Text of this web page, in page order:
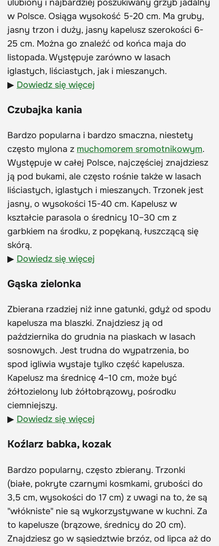
ulubiony i najbardziej poszukiwany grzyb jadalny
w Polsce. Osiąga wysokość 5-20 cm. Ma gruby,
jasny trzon i duży, jasny kapelusz szerokości 6-
25 cm. Można go znaleźć od końca maja do
listopada. Występuje zarówno w lasach
iglastych, liściastych, jak i mieszanych.
▶ Dowiedz się więcej
Czubajka kania
Bardzo popularna i bardzo smaczna, niestety
często mylona z muchomorem sromotnikowym.
Występuje w całej Polsce, najczęściej znajdziesz
ją pod bukami, ale często rośnie także w lasach
liściastych, iglastych i mieszanych. Trzonek jest
jasny, o wysokości 15-40 cm. Kapelusz w
kształcie parasola o średnicy 10–30 cm z
garbkiem na środku, z popękaną, łuszczącą się
skórą.
▶ Dowiedz się więcej
Gąska zielonka
Zbierana rzadziej niż inne gatunki, gdyż od spodu
kapelusza ma blaszki. Znajdziesz ją od
października do grudnia na piaskach w lasach
sosnowych. Jest trudna do wypatrzenia, bo
spod igliwia wystaje tylko część kapelusza.
Kapelusz ma średnicę 4–10 cm, może być
żółtozielony lub żółtobrązowy, pośrodku
ciemniejszy.
▶ Dowiedz się więcej
Koźlarz babka, kozak
Bardzo popularny, często zbierany. Trzonki
(białe, pokryte czarnymi kosmkami, grubości do
3,5 cm, wysokości do 17 cm) z uwagi na to, że są
"włókniste" nie są wykorzystywane w kuchni. Za
to kapelusze (brązowe, średnicy do 20 cm).
Znajdziesz go w sąsiedztwie brzóz, od lipca aż do